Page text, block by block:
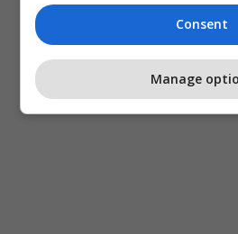
Consent
Manage